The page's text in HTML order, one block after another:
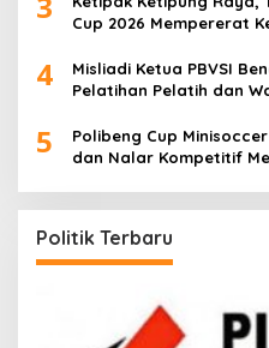
Cup 2026 Mempererat
4
Misliadi Ketua PBVSI
Pelatihan Pelatih dan
5
Polibeng Cup
dan Nalar Kompetitif
Politik Terbaru